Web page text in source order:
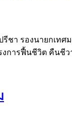
ชา รองนายกเทศ
งการฟื้นชีวิต คืนชี